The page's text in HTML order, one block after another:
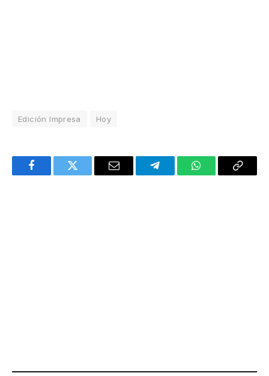
Edición Impresa Hoy
FacebookTwitter Email TelegramWhatsAppCopy